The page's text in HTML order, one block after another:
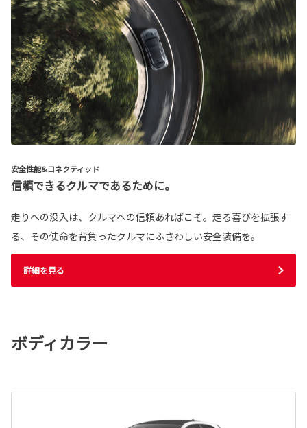
安全性能&コネクティッド
信頼できるクルマであるために。
走りへの没入は、クルマへの信頼あればこそ。走る喜びを拡張す
る、その使命を背負ったクルマにふさわしい安全装備を。
詳細を見る
ボディカラー